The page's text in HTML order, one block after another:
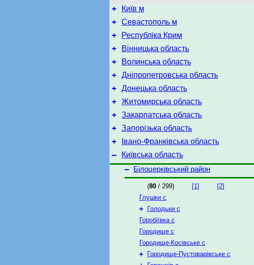
+ Київ м
+ Севастополь м
+ Республіка Крим
+ Вінницька область
+ Волинська область
+ Дніпропетровська область
+ Донецька область
+ Житомирська область
+ Закарпатська область
+ Запорізька область
+ Івано-Франківська область
–
Київська область
–
Білоцерківський район
(80 / 299) [1]
[2]
Глушки с
+
Голодьки с
Горобіївка с
Городище с
Городище-Косівське с
+
Городище-Пустоварівське с